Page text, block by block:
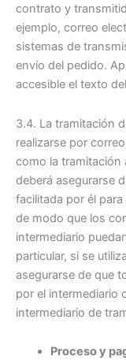
contrato y
ejemplo, correo
sistemas de
envío del pedido.
accesible el texto
3.4. La tramitación
realizarse por
como la tramitación
deberá asegurarse
facilitada por él
de modo que los
intermediario
particular, si se
asegurarse de que
por el intermediario
intermediario de
Proceso y